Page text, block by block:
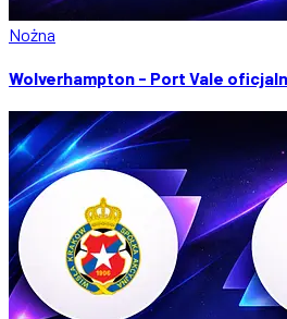
Nożna
Wolverhampton - Port Vale